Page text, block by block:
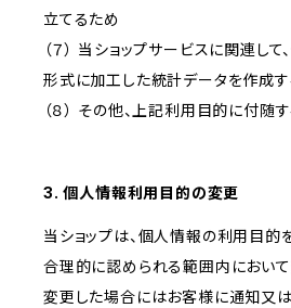
立てるため
（７） 当ショップサービスに関連し
形式に加工した統計データを作成す
（８） その他、上記利用目的に付随
3. 個人情報利用目的の変更
当ショップは、個人情報の利用目的
合理的に認められる範囲内において
変更した場合にはお客様に通知又は